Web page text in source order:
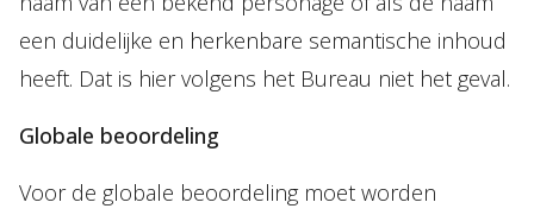
een duidelijke en herkenbare semantische inhoud
heeft. Dat is hier volgens het Bureau niet het geval.
Globale beoordeling
Voor de globale beoordeling moet worden